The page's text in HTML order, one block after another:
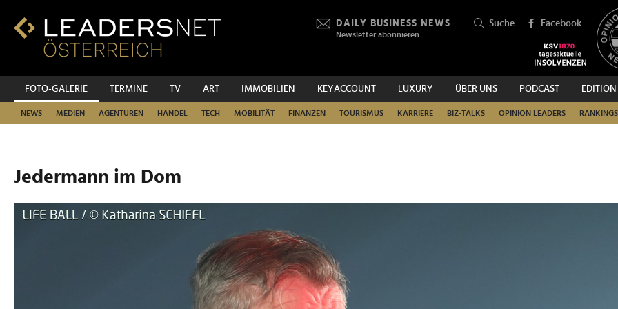
Inhalt
Fußzeilen-
Hauptnavigation
DAILY BUSINESS NEWS
Newsletter abonnieren
Suche Facebook
FOTO-GALERIE TERMINE TV ART IMMOBILIEN KEYACCOUNT LUXURY ÜBER UNS PODCAST EDITION
NEWS MEDIEN AGENTUREN HANDEL TECH MOBILITÄT FINANZEN TOURISMUS KARRIERE BIZ-TALKS OPINION LEADERS RANKINGS
SUCHEN
Jedermann im Dom